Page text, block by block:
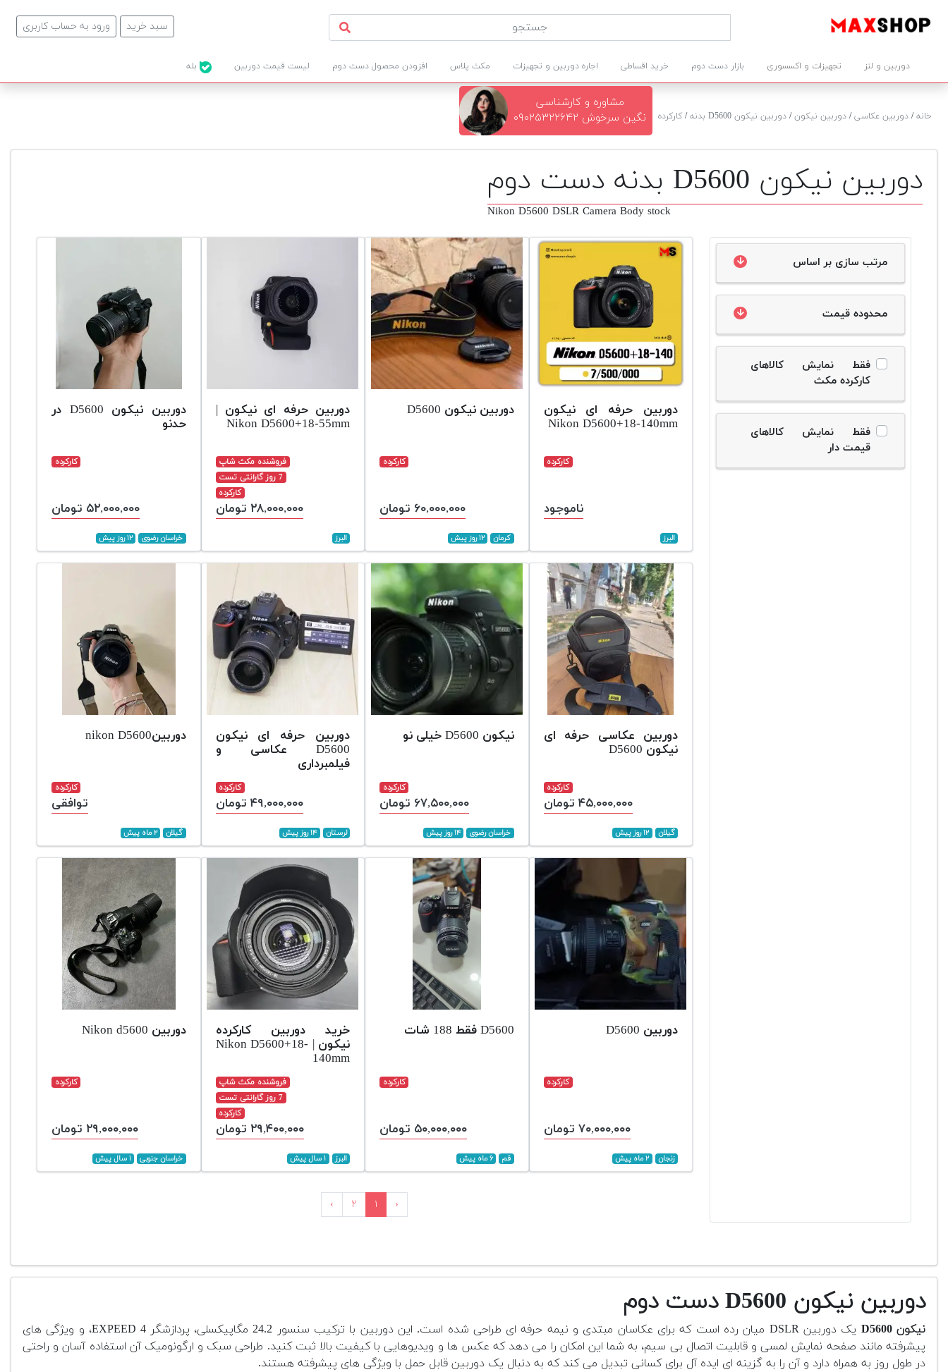
ورود به حساب کاربری سبد خرید
دوربین و لنز تجهیزات و اکسسوری بازار دست دوم خرید اقساطی اجاره دوربین و تجهیزات مکث پلاس افزودن محصول دست دوم لیست قیمت دوربین
خانه/ دوربین عکاسی/ دوربین نیکون/ دوربین نیکون D5600 بدنه / کارکرده
مشاوره و کارشناسی
نگین سرخوش ۰۹۰۲۵۳۲۲۶۴۲
دوربین نیکون D5600 بدنه دست دوم
Nikon D5600 DSLR Camera Body stock
مرتب سازی بر اساس
محدوده قیمت
فقط نمایش کالاهای
کارکرده مکث
فقط نمایش کالاهای
قیمت دار
دوربین حرفه ای نیکون
Nikon D5600+18-140mm
کارکرده
ناموجود
البرز
دوربین نیکون D5600
کارکرده
۶۰,۰۰۰,۰۰۰ تومان
کرمان ۱۲ روز پیش
دوربین حرفه ای نیکون |
Nikon D5600+18-55mm
فروشنده مکث شاپ
7 روز گارانتی تست
کارکرده
۲۸,۰۰۰,۰۰۰ تومان
البرز
دوربین نیکون D5600 در
حدنو
کارکرده
۵۲,۰۰۰,۰۰۰ تومان
خراسان رضوی ۱۲ روز پیش
دوربین عکاسی حرفه ای
نیکون D5600
کارکرده
۴۵,۰۰۰,۰۰۰ تومان
گیلان ۱۲ روز پیش
نیکون D5600 خیلی نو
کارکرده
۶۷,۵۰۰,۰۰۰ تومان
خراسان رضوی ۱۴ روز پیش
دوربین حرفه ای نیکون
D5600 عکاسی و
فیلمبرداری
کارکرده
۴۹,۰۰۰,۰۰۰ تومان
لرستان ۱۴ روز پیش
دوربینnikon D5600
کارکرده
توافقی
گیلان ۲ ماه پیش
دوربین D5600
کارکرده
۷۰,۰۰۰,۰۰۰ تومان
زنجان ۲ ماه پیش
D5600 فقط 188 شات
کارکرده
۵۰,۰۰۰,۰۰۰ تومان
قم ۶ ماه پیش
خرید دوربین کارکرده
نیکون | Nikon D5600+18-
140mm
فروشنده مکث شاپ
7 روز گارانتی تست
کارکرده
۲۹,۴۰۰,۰۰۰ تومان
البرز ۱ سال پیش
دوربین Nikon d5600
کارکرده
۲۹,۰۰۰,۰۰۰ تومان
خراسان جنوبی ۱ سال پیش
‹ ۱ ۲ ›
دوربین نیکون D5600 دست دوم
نیکون D5600
یک دوربین DSLR میان رده است که برای عکاسان مبتدی و نیمه حرفه ای طراحی شده است. این دوربین با ترکیب سنسور 24.2 مگاپیکسلی، پردازشگر EXPEED 4، و ویژگی های
پیشرفته مانند صفحه نمایش لمسی و قابلیت اتصال بی سیم، به شما این امکان را می دهد که عکس ها و ویدیوهایی با کیفیت بالا ثبت کنید. طراحی سبک و ارگونومیک آن استفاده آسان و راحتی
در طول روز به همراه دارد و آن را به گزینه ای ایده آل برای کسانی تبدیل می کند که به دنبال یک دوربین قابل حمل با ویژگی های پیشرفته هستند.